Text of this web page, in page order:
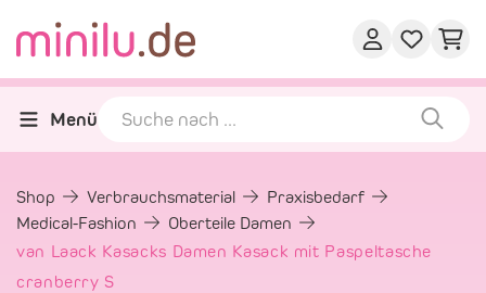
Menü
Shop Verbrauchsmaterial
Praxisbedarf
Medical-Fashion
Oberteile Damen
van Laack Kasacks Damen Kasack mit Paspeltasche
cranberry S